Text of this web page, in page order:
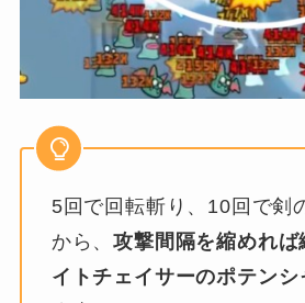
5回で回転斬り、10回で剣
から、攻撃間隔を縮めれば
イトチェイサーのポテンシ